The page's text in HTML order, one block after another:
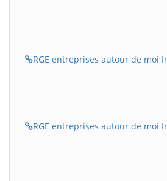
RGE entreprises autour de moi
RGE entreprises autour de moi